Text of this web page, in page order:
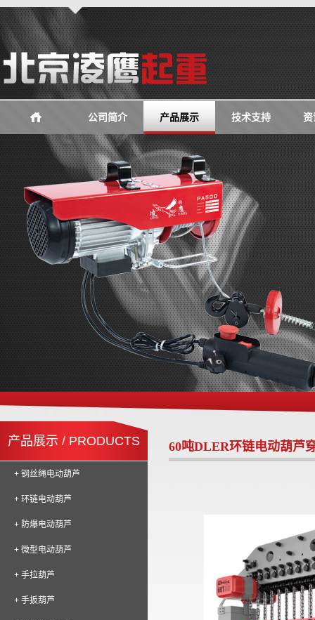
公司简介 产品展示 技术支持
产品展示 / PRODUCTS
+ 钢丝绳电动葫芦
+ 环链电动葫芦
+ 防爆电动葫芦
+ 微型电动葫芦
+ 手拉葫芦
+ 手扳葫芦
60吨DLER环链电动葫芦